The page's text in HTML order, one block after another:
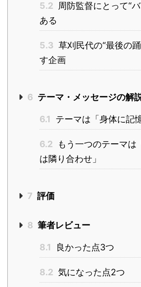
5.2
周防監督にとって“
ある
5.3 草刈民代の“最後の
す企画
6 テーマ・メッセージの解
6.1 テーマは「身体に記
6.2
もう一つのテーマは
は隣り合わせ」
7 評価
8 筆者レビュー
8.1 良かった点3つ
8.2 気になった点2つ